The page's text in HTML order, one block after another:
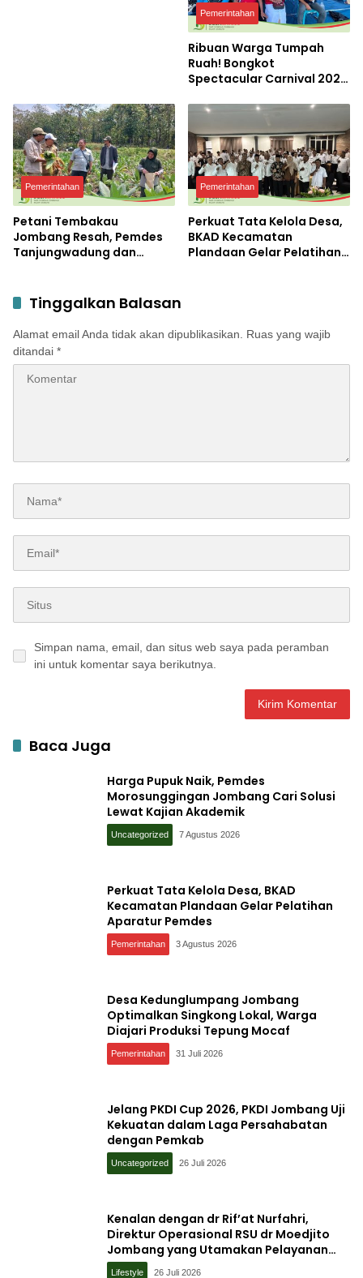
Pemerintahan
Ribuan Warga Tumpah
Ruah! Bongkot
Spectacular Carnival 2026
Terbesar di Peterongan
Pemerintahan
Petani Tembakau
Jombang Resah, Pemdes
Tanjungwadung dan
Pemerintahan
Perkuat Tata Kelola Desa,
BKAD Kecamatan
Plandaan Gelar Pelatihan
Tinggalkan Balasan
Alamat email Anda tidak akan dipublikasikan.
Ruas yang wajib
ditandai *
Simpan nama, email, dan situs web saya pada peramban
ini untuk komentar saya berikutnya.
Baca Juga
Harga Pupuk Naik, Pemdes
Morosunggingan Jombang Cari Solusi
Lewat Kajian Akademik
Uncategorized 7 Agustus 2026
Perkuat Tata Kelola Desa, BKAD
Kecamatan Plandaan Gelar Pelatihan
Aparatur Pemdes
Pemerintahan 3 Agustus 2026
Desa Kedunglumpang Jombang
Optimalkan Singkong Lokal, Warga
Diajari Produksi Tepung Mocaf
Pemerintahan 31 Juli 2026
Jelang PKDI Cup 2026, PKDI Jombang Uji
Kekuatan dalam Laga Persahabatan
dengan Pemkab
Uncategorized 26 Juli 2026
Kenalan dengan dr Rif’at Nurfahri,
Direktur Operasional RSU dr Moedjito
Jombang yang Utamakan Pelayanan
Ilmiah
Lifestyle 26 Juli 2026